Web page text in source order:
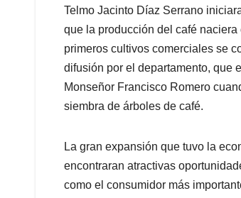
p
p
o
k
I
n
s
Telmo Jacinto Díaz Serrano
que la producción del café
primeros cultivos comerciales se
difusión por el departamento, que
Monseñor Francisco Romero
siembra de árboles de café.
La gran expansión que tuvo la
encontraran atractivas
como el consumidor más